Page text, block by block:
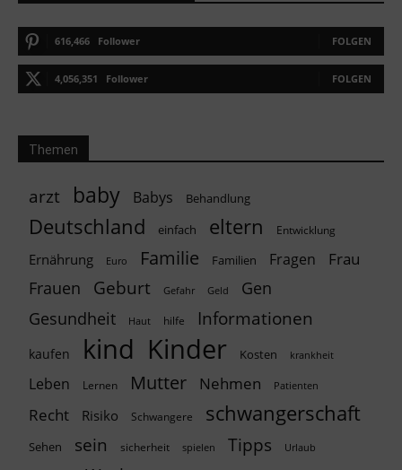
616,466 Follower FOLGEN
4,056,351 Follower FOLGEN
Themen
arzt baby Babys Behandlung
Deutschland einfach eltern Entwicklung
Ernährung Euro Familie Familien Fragen Frau
Frauen Geburt Gefahr Geld
Gen
Gesundheit
Haut hilfe Informationen
kaufen kind Kinder Kosten krankheit
Leben Lernen Mutter Nehmen Patienten
Recht Risiko Schwangere schwangerschaft
Sehen sein sicherheit spielen Tipps Urlaub